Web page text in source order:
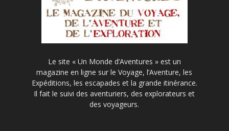
Le site « Un Monde d’Aventures » est un
magazine en ligne sur le Voyage, l’Aventure, les
Expéditions, les escapades et la grande itinérance.
Il fait le suivi des aventuriers, des explorateurs et
des voyageurs.